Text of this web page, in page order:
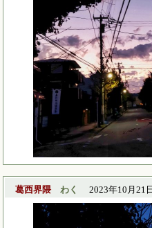
葛西界隈 わく
2023年10月21